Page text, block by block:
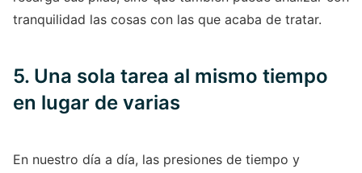
tranquilidad las cosas con las que acaba de tratar.
5. Una sola tarea al mismo tiempo
en lugar de varias
En nuestro día a día, las presiones de tiempo y